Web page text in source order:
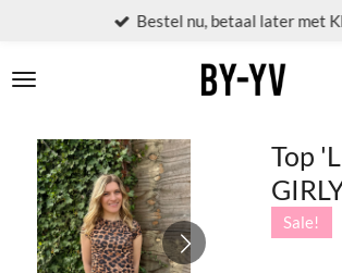
naar
de
Bestel nu, betaal later met
Top
Sale!